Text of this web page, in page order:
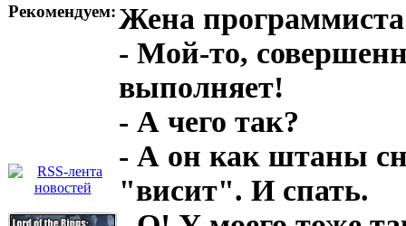
Рекомендуем:Жена
- Мой-то,
выполняет!
- А чего так?
- А он как штаны
"висит". И спать.